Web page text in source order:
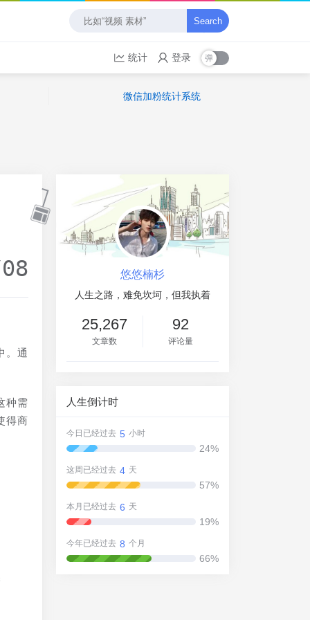
Search
统计 登录
微信加粉统计系统
。通
种需
得商
悠悠楠杉
人生之路，难免坎坷，但我执着
25,267
文章数
92
评论量
人生倒计时
今日已经过去 5 小时
24%
这周已经过去 4 天
57%
本月已经过去 6 天
19%
今年已经过去 8 个月
66%